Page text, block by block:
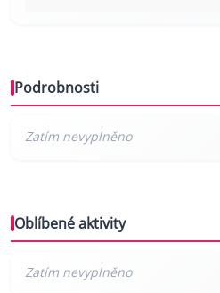
Podrobnosti
Oblíbené aktivity